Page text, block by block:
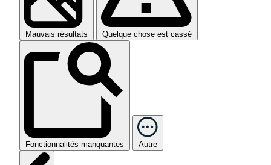
Mauvais résultats Quelque chose est cassé
Fonctionnalités manquantes Autre